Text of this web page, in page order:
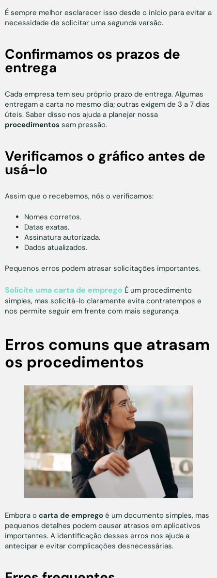
É sempre melhor esclarecer isso desde o início para evitar a
necessidade de solicitar uma segunda versão.
Confirmamos os prazos de
entrega
Cada empresa tem seu próprio prazo de entrega. Algumas
entregam a carta no mesmo dia; outras exigem de 3 a 7 dias
úteis. Saber disso nos ajuda a planejar nossa
procedimentos sem pressão.
Verificamos o gráfico antes de
usá-lo
Assim que o recebemos, nós o verificamos:
Nomes corretos.
Datas exatas.
Assinatura autorizada.
Dados atualizados.
Pequenos erros podem atrasar solicitações importantes.
Solicite uma carta de emprego É um procedimento
simples, mas solicitá-lo claramente evita contratempos e
nos permite seguir em frente com mais segurança.
Erros comuns que atrasam
os procedimentos
Embora o carta de emprego é um documento simples, mas
pequenos detalhes podem causar atrasos em aplicativos
importantes. A identificação desses erros nos ajuda a
antecipar e evitar complicações desnecessárias.